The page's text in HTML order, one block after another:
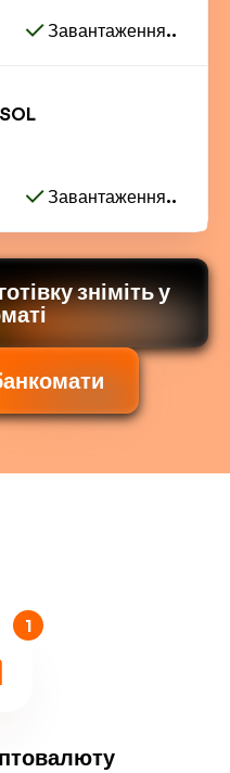
Завантаження..
SOL
Завантаження..
зніміть у
1